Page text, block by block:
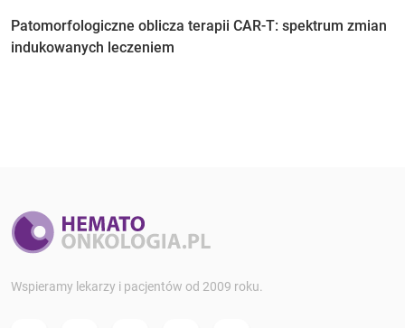
Patomorfologiczne oblicza terapii CAR-T: spektrum zmian
indukowanych leczeniem
Wspieramy lekarzy i pacjentów od 2009 roku.